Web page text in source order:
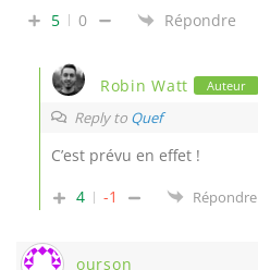
5 0 Répondre
Robin Watt Auteur
Reply to Quef
C’est prévu en effet !
4
-1 Répondre
ourson